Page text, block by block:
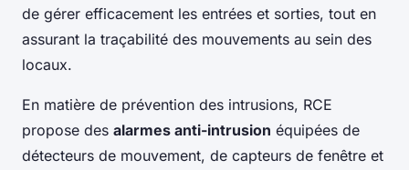
de gérer efficacement les entrées et sorties, tout en
assurant la traçabilité des mouvements au sein des
locaux.
En matière de prévention des intrusions, RCE
propose des alarmes anti-intrusion équipées de
détecteurs de mouvement, de capteurs de fenêtre et